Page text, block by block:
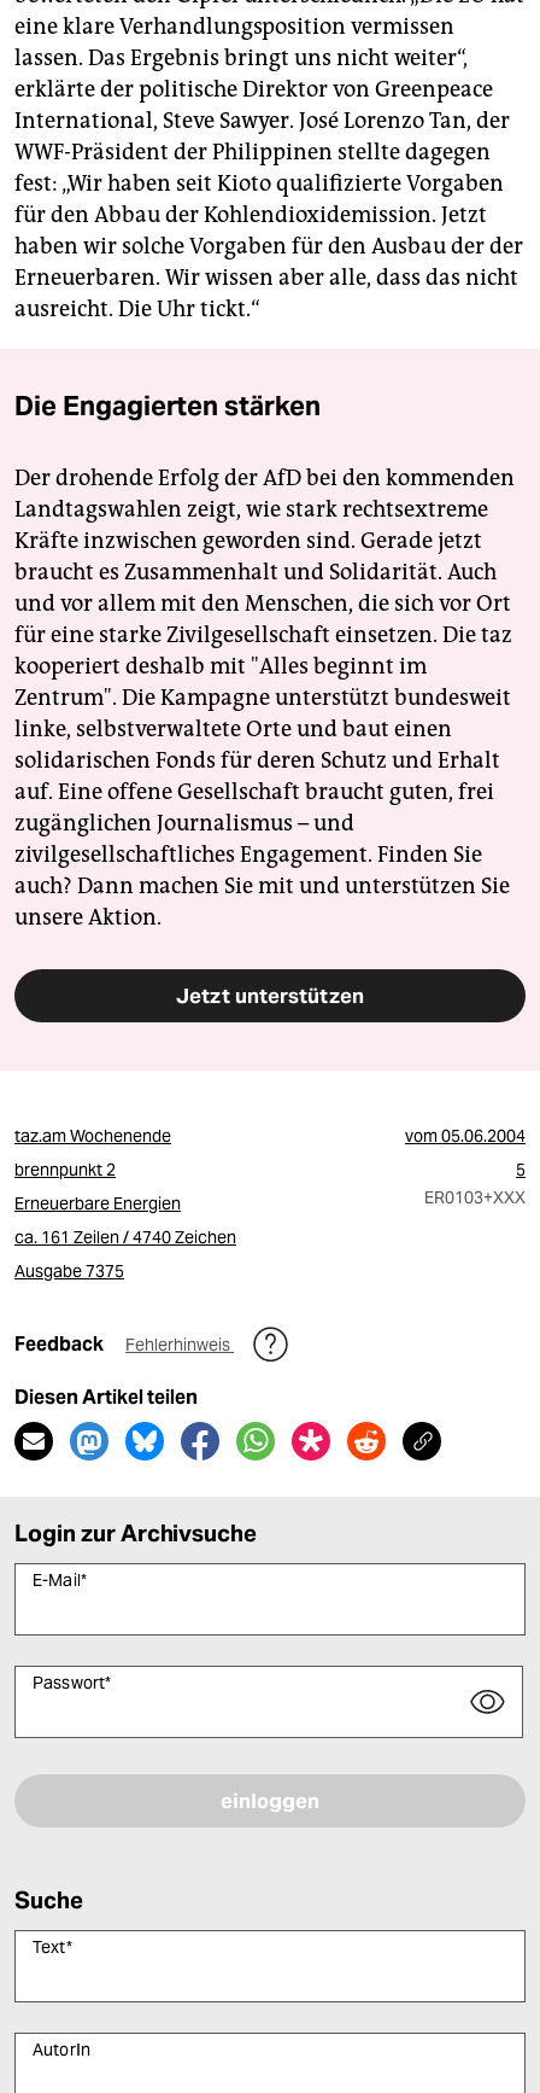
eine klare Verhandlungsposition vermissen
lassen. Das Ergebnis bringt uns nicht weiter“,
erklärte der politische Direktor von Greenpeace
International, Steve Sawyer. José Lorenzo Tan, der
WWF-Präsident der Philippinen stellte dagegen
fest: „Wir haben seit Kioto qualifizierte Vorgaben
für den Abbau der Kohlendioxidemission. Jetzt
haben wir solche Vorgaben für den Ausbau der der
Erneuerbaren. Wir wissen aber alle, dass das nicht
ausreicht. Die Uhr tickt.“
Die Engagierten stärken
Der drohende Erfolg der AfD bei den kommenden
Landtagswahlen zeigt, wie stark rechtsextreme
Kräfte inzwischen geworden sind. Gerade jetzt
braucht es Zusammenhalt und Solidarität. Auch
und vor allem mit den Menschen, die sich vor Ort
für eine starke Zivilgesellschaft einsetzen. Die taz
kooperiert deshalb mit "Alles beginnt im
Zentrum". Die Kampagne unterstützt bundesweit
linke, selbstverwaltete Orte und baut einen
solidarischen Fonds für deren Schutz und Erhalt
auf. Eine offene Gesellschaft braucht guten, frei
zugänglichen Journalismus – und
zivilgesellschaftliches Engagement. Finden Sie
auch? Dann machen Sie mit und unterstützen Sie
unsere Aktion.
Jetzt unterstützen
taz.am Wochenende vom05.06.2004
brennpunkt 2
5
Erneuerbare Energien
ER0103+XXX
ca. 161 Zeilen / 4740 Zeichen
Ausgabe 7375
Feedback Fehlerhinweis
Diesen Artikel teilen
Login zur Archivsuche
E-Mail*
Passwort*
Suche
Text*
AutorIn